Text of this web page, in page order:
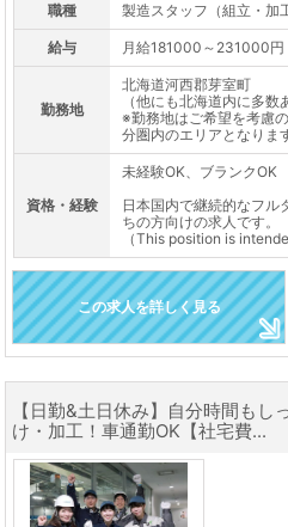
職種 製造スタッフ（組立・加
給与 月給181000～231000円
勤務地
北海道河西郡芽室町
（他にも北海道内に多数
※勤務地はご希望を考慮
分圏内のエリアとなりま
資格・経験
未経験OK、ブランクOK
日本国内で継続的なフル
ちの方向けの求人です。
（This position is
この求人を詳しく見る
【日勤&土日休み】自分時間も
け・加工！車通勤OK【社宅費...